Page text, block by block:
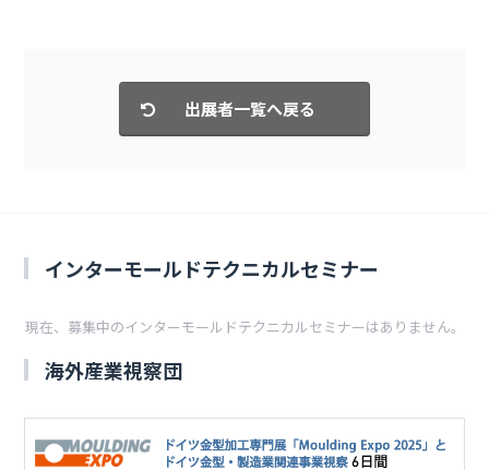
インターモールドテクニカルセミナー
現在、募集中のインターモールドテクニカルセミナーはありません。
海外産業視察団